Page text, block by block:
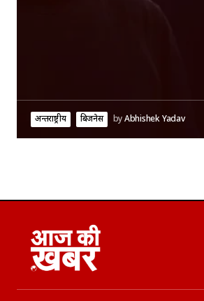
अन्तर्राष्ट्रीय बिजनेस byAbhishek Yadav